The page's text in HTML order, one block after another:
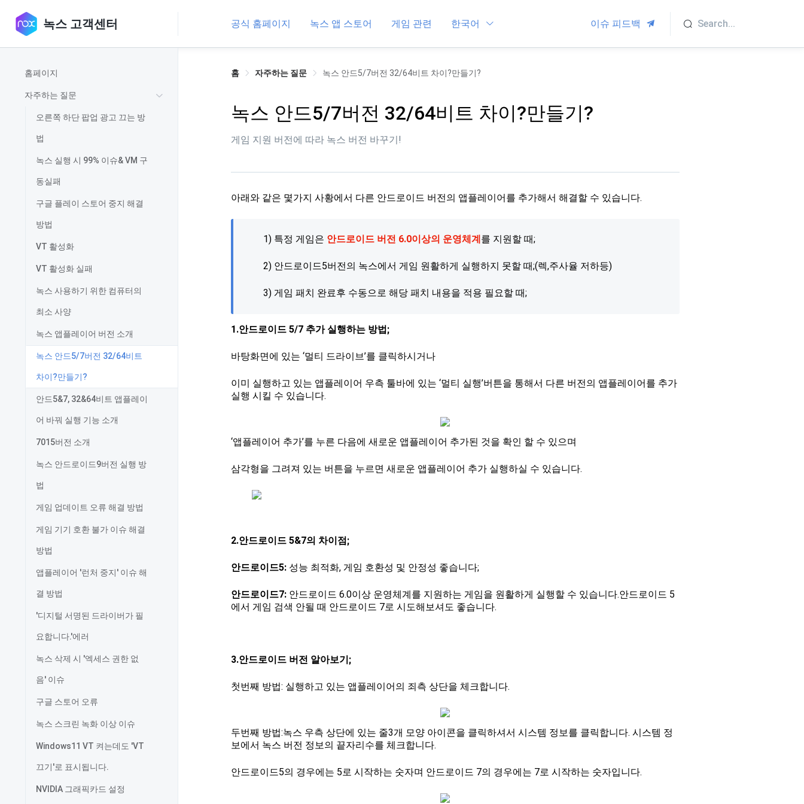
녹스 고객센터 공식 홈페이지 녹스 앱 스토어 게임 관련 한국어 이슈 피드백
홈페이지
자주하는 질문
오른쪽 하단 팝업 광고 끄는 방
법
녹스 실행 시 99% 이슈& VM 구
동실패
구글 플레이 스토어 중지 해결
방법
VT 활성화
VT 활성화 실패
녹스 사용하기 위한 컴퓨터의
최소 사양
녹스 앱플레이어 버전 소개
녹스 안드5/7버전 32/64비트
차이?만들기?
안드5&7, 32&64비트 앱플레이
어 바꿔 실행 기능 소개
7015버전 소개
녹스 안드로이드9버전 실행 방
법
게임 업데이트 오류 해결 방법
게임 기기 호환 불가 이슈 해결
방법
앱플레이어 '런처 중지' 이슈 해
결 방법
'디지털 서명된 드라이버가 필
요합니다.'에러
녹스 삭제 시 '엑세스 권한 없
음' 이슈
구글 스토어 오류
녹스 스크린 녹화 이상 이슈
Windows11 VT 켜는데도 'VT
끄기'로 표시됩니다.
NVIDIA 그래픽카드 설정
홈 자주하는 질문 녹스 안드5/7버전 32/64비트 차이?만들기?
녹스 안드5/7버전 32/64비트 차이?만들기?
게임 지원 버전에 따라 녹스 버전 바꾸기!
아래와 같은 몇가지 사황에서 다른 안드로이드 버전의 앱플레이어를 추가해서 해결할 수 있습니다.
1) 특정 게임은 안드로이드 버전 6.0이상의 운영체계를 지원할 때;
2) 안드로이드5버전의 녹스에서 게임 원활하게 실행하지 못할 때;(렉,주사율 저하등)
3) 게임 패치 완료후 수동으로 해당 패치 내용을 적용 필요할 때;
1.안드로이드 5/7 추가 실행하는 방법;
바탕화면에 있는 ‘멀티 드라이브’를 클릭하시거나
이미 실행하고 있는 앱플레이어 우측 툴바에 있는 ‘멀티 실행’버튼을 통해서 다른 버전의 앱플레이어를 추가
실행 시킬 수 있습니다.
‘앱플레이어 추가’를 누른 다음에 새로운 앱플레이어 추가된 것을 확인 할 수 있으며
삼각형을 그려져 있는 버튼을 누르면 새로운 앱플레이어 추가 실행하실 수 있습니다.
2.안드로이드 5&7의 차이점;
안드로이드5: 성능 최적화, 게임 호환성 및 안정성 좋습니다;
안드로이드7: 안드로이드 6.0이상 운영체계를 지원하는 게임을 원활하게 실행할 수 있습니다.안드로이드 5
에서 게임 검색 안될 때 안드로이드 7로 시도해보셔도 좋습니다.
3.안드로이드 버전 알아보기;
첫번째 방법: 실행하고 있는 앱플레이어의 죄측 상단을 체크합니다.
두번째 방법:녹스 우측 상단에 있는 줄3개 모양 아이콘을 클릭하셔서 시스템 정보를 클릭합니다. 시스템 정
보에서 녹스 버전 정보의 끝자리수를 체크합니다.
안드로이드5의 경우에는 5로 시작하는 숫자며 안드로이드 7의 경우에는 7로 시작하는 숫자입니다.